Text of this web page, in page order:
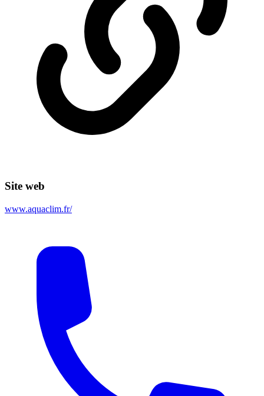
Site web
www.aquaclim.fr/